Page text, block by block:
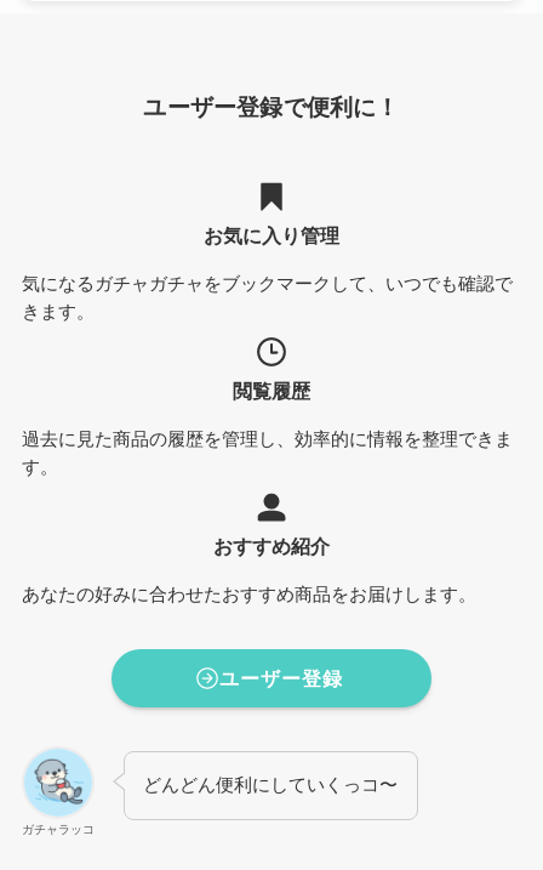
ユーザー登録で便利に！
お気に入り管理
気になるガチャガチャをブックマークして、いつでも確認で
きます。
閲覧履歴
過去に見た商品の履歴を管理し、効率的に情報を整理できま
す。
おすすめ紹介
あなたの好みに合わせたおすすめ商品をお届けします。
ユーザー登録
ガチャラッコ
どんどん便利にしていくっコ〜